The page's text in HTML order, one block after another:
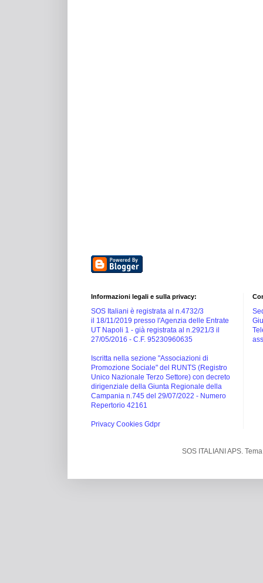
Informazioni legali e sulla privacy:
SOS Italiani è registrata al n.4732/3
il 18/11/2019 presso l'Agenzia delle Entrate
UT Napoli 1 - già registrata al n.2921/3 il
27/05/2016 - C.F. 95230960635
Iscritta nella sezione "Associazioni di
Promozione Sociale" del RUNTS (Registro
Unico Nazionale Terzo Settore) con decreto
dirigenziale della Giunta Regionale della
Campania n.745 del 29/07/2022 - Numero
Repertorio 42161
Privacy Cookies Gdpr
SOS ITALIANI APS.